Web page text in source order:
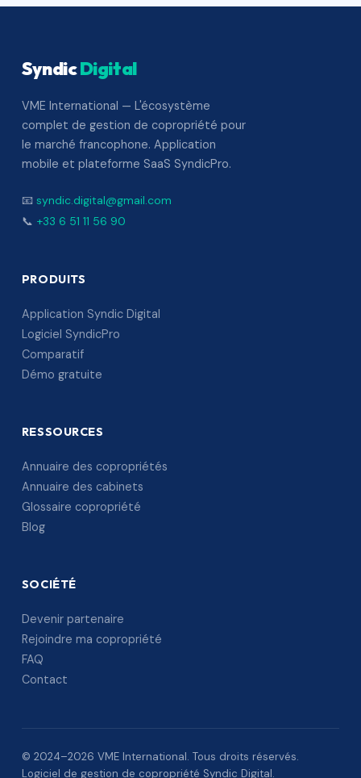
SyndicDigital
VME International — L'écosystème
complet de gestion de copropriété pour
le marché francophone. Application
mobile et plateforme SaaS SyndicPro.
📧 syndic.digital@gmail.com
📞 +33 6 51 11 56 90
PRODUITS
Application Syndic Digital
Logiciel SyndicPro
Comparatif
Démo gratuite
RESSOURCES
Annuaire des copropriétés
Annuaire des cabinets
Glossaire copropriété
Blog
SOCIÉTÉ
Devenir partenaire
Rejoindre ma copropriété
FAQ
Contact
© 2024–2026 VME International. Tous droits réservés.
Logiciel de gestion de copropriété Syndic Digital.